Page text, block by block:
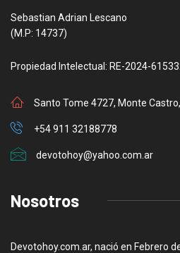
Sebastian Adrian Lescano
(M.P: 14737)
Propiedad Intelectual: RE-2024-
Santo Tome 4727, Monte
+54 911 32188778
devotohoy@yahoo.com.ar
Nosotros
Devotohoy.com.ar, nació en Febrero